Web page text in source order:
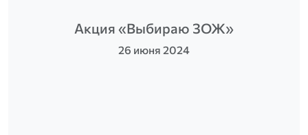
Акция «Выбираю ЗОЖ»
26 июня 2024